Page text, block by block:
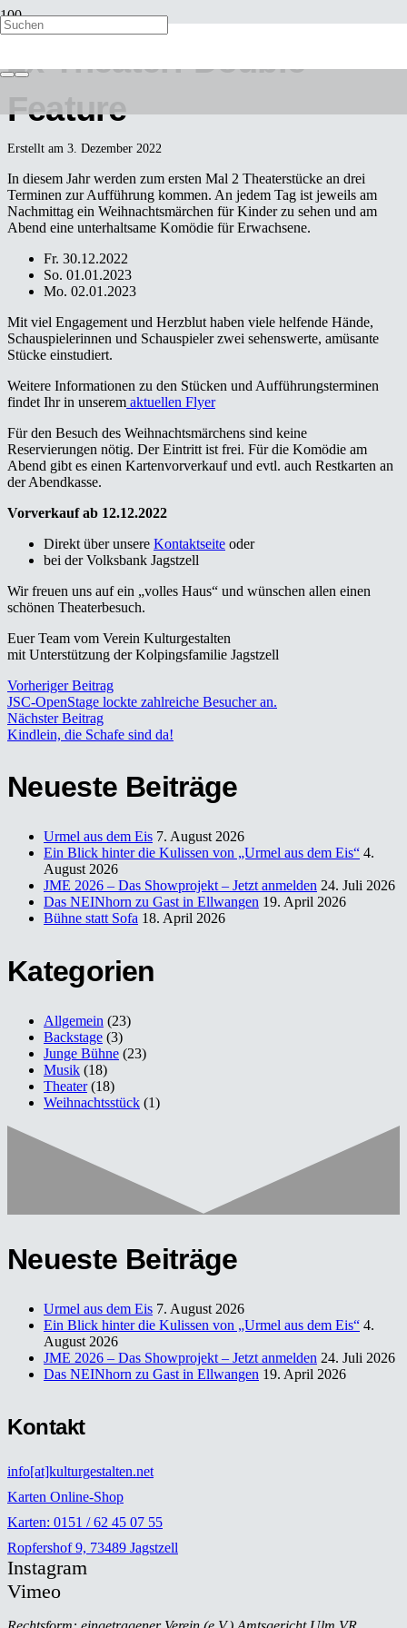
2x Theater: Double
Feature
Erstellt am 3. Dezember 2022
In diesem Jahr werden zum ersten Mal 2 Theaterstücke an drei
Terminen zur Aufführung kommen. An jedem Tag ist jeweils am
Nachmittag ein Weihnachtsmärchen für Kinder zu sehen und am
Abend eine unterhaltsame Komödie für Erwachsene.
Fr. 30.12.2022
So. 01.01.2023
Mo. 02.01.2023
Mit viel Engagement und Herzblut haben viele helfende Hände,
Schauspielerinnen und Schauspieler zwei sehenswerte, amüsante
Stücke einstudiert.
Weitere Informationen zu den Stücken und Aufführungsterminen
findet Ihr in unserem aktuellen Flyer
Für den Besuch des Weihnachtsmärchens sind keine
Reservierungen nötig. Der Eintritt ist frei. Für die Komödie am
Abend gibt es einen Kartenvorverkauf und evtl. auch Restkarten an
der Abendkasse.
Vorverkauf ab 12.12.2022
Direkt über unsere Kontaktseite oder
bei der Volksbank Jagstzell
Wir freuen uns auf ein „volles Haus“ und wünschen allen einen
schönen Theaterbesuch.
Euer Team vom Verein Kulturgestalten
mit Unterstützung der Kolpingsfamilie Jagstzell
Vorheriger Beitrag
JSC-OpenStage lockte zahlreiche Besucher an.
Nächster Beitrag
Kindlein, die Schafe sind da!
Neueste Beiträge
Urmel aus dem Eis 7. August 2026
Ein Blick hinter die Kulissen von „Urmel aus dem Eis“ 4.
August 2026
JME 2026 – Das Showprojekt – Jetzt anmelden 24. Juli 2026
Das NEINhorn zu Gast in Ellwangen 19. April 2026
Bühne statt Sofa 18. April 2026
Kategorien
Allgemein (23)
Backstage (3)
Junge Bühne (23)
Musik (18)
Theater(18)
Weihnachtsstück (1)
Neueste Beiträge
Urmel aus dem Eis 7. August 2026
Ein Blick hinter die Kulissen von „Urmel aus dem Eis“ 4.
August 2026
JME 2026 – Das Showprojekt – Jetzt anmelden 24. Juli 2026
Das NEINhorn zu Gast in Ellwangen 19. April 2026
Kontakt
info[at]kulturgestalten.net
Karten Online-Shop
Karten: 0151 / 62 45 07 55
Ropfershof 9, 73489 Jagstzell
Instagram
Vimeo